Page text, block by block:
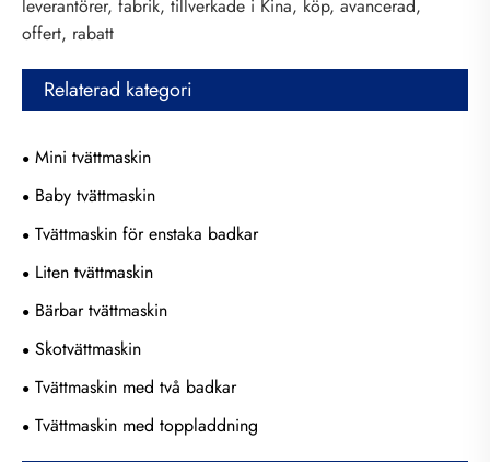
leverantörer, fabrik, tillverkade i Kina, köp, avancerad,
offert, rabatt
Relaterad kategori
Mini tvättmaskin
Baby tvättmaskin
Tvättmaskin för enstaka badkar
Liten tvättmaskin
Bärbar tvättmaskin
Skotvättmaskin
Tvättmaskin med två badkar
Tvättmaskin med toppladdning